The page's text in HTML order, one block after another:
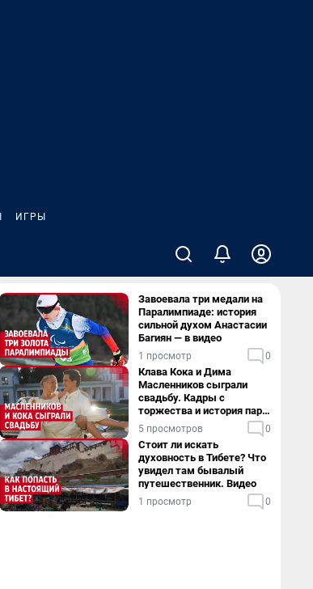
ИГРЫ
Завоевала три медали на
Паралимпиаде: история
сильной духом Анастасии
Багиян — в видео
1 просмотр 0
Клава Кока и Дима
Масленников сыграли
свадьбу. Кадры с
торжества и история пары
— в видео
5 просмотров 0
Стоит ли искать
духовность в Тибете? Что
увидел там бывалый
путешественник. Видео
1 просмотр 0